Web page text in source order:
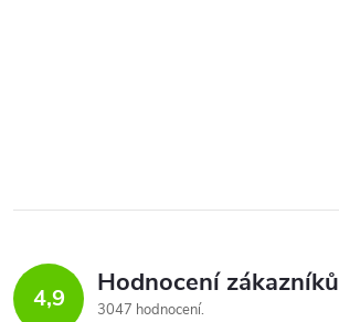
4,9 Hodnocení zákazníků
3047 hodnocení